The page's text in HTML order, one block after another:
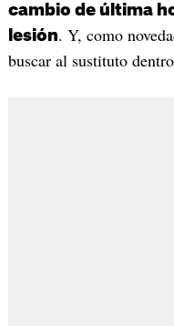
cambio de última
lesión. Y, como
buscar al sustituto